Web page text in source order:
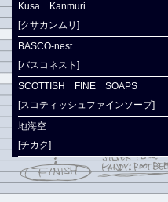
Kusa Kanmuri
[クサカンムリ]
BASCO-nest
[バスコネスト]
SCOTTISH FINE SOAPS
[スコティッシュファインソープ]
地海空
[チカク]